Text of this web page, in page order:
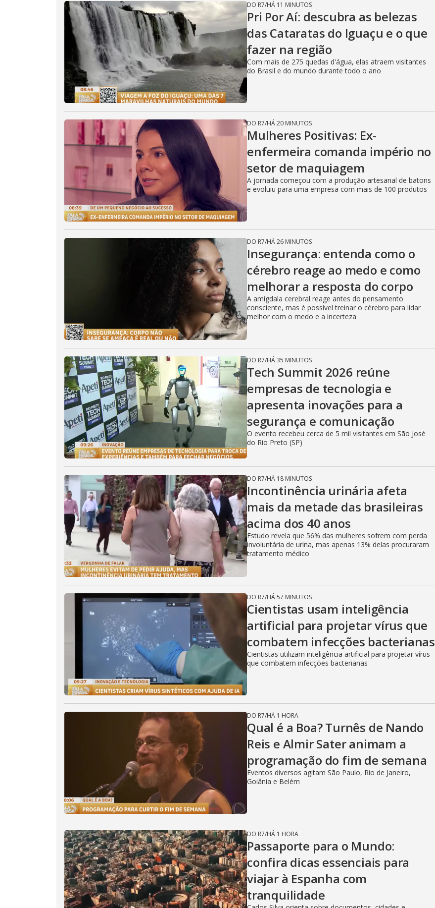
DO R7/HÁ 11 MINUTOS
Pri Por Aí: descubra as belezas
das Cataratas do Iguaçu e o que
fazer na região
Com mais de 275 quedas d'água, elas atraem visitantes
do Brasil e do mundo durante todo o ano
DO R7/HÁ 20 MINUTOS
Mulheres Positivas: Ex-
enfermeira comanda império no
setor de maquiagem
A jornada começou com a produção artesanal de batons
e evoluiu para uma empresa com mais de 100 produtos
DO R7/HÁ 26 MINUTOS
Insegurança: entenda como o
cérebro reage ao medo e como
melhorar a resposta do corpo
A amígdala cerebral reage antes do pensamento
consciente, mas é possível treinar o cérebro para lidar
melhor com o medo e a incerteza
DO R7/HÁ 35 MINUTOS
Tech Summit 2026 reúne
empresas de tecnologia e
apresenta inovações para a
segurança e comunicação
O evento recebeu cerca de 5 mil visitantes em São José
do Rio Preto (SP)
DO R7/HÁ 18 MINUTOS
Incontinência urinária afeta
mais da metade das brasileiras
acima dos 40 anos
Estudo revela que 56% das mulheres sofrem com perda
involuntária de urina, mas apenas 13% delas procuraram
tratamento médico
DO R7/HÁ 57 MINUTOS
Cientistas usam inteligência
artificial para projetar vírus que
combatem infecções bacterianas
Cientistas utilizam inteligência artificial para projetar vírus
que combatem infecções bacterianas
DO R7/HÁ 1 HORA
Qual é a Boa? Turnês de Nando
Reis e Almir Sater animam a
programação do fim de semana
Eventos diversos agitam São Paulo, Rio de Janeiro,
Goiânia e Belém
DO R7/HÁ 1 HORA
Passaporte para o Mundo:
confira dicas essenciais para
viajar à Espanha com
tranquilidade